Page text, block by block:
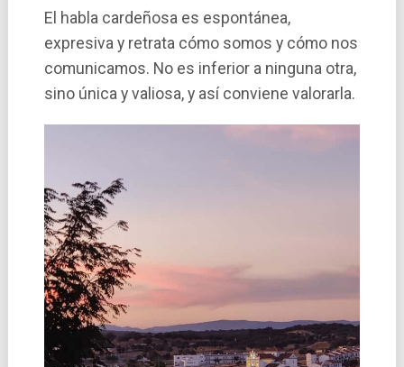
El habla cardeñosa es espontánea,
expresiva y retrata cómo somos y cómo nos
comunicamos. No es inferior a ninguna otra,
sino única y valiosa, y así conviene valorarla.